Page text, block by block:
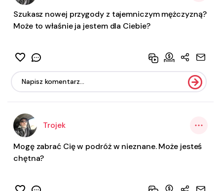
Szukasz nowej przygody z tajemniczym mężczyzną?
Może to właśnie ja jestem dla Ciebie?
Trojek
Mogę zabrać Cię w podróż w nieznane. Może jesteś
chętna?